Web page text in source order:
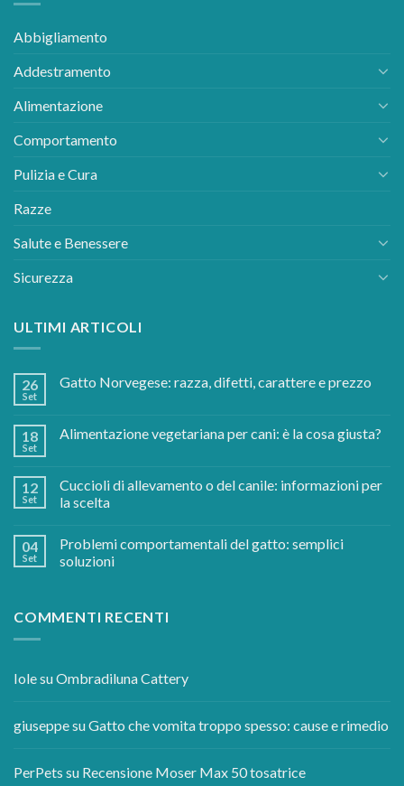
Abbigliamento
Addestramento
Alimentazione
Comportamento
Pulizia e Cura
Razze
Salute e Benessere
Sicurezza
ULTIMI ARTICOLI
26
Set
Gatto Norvegese: razza, difetti, carattere e prezzo
18
Set
Alimentazione vegetariana per cani: è la cosa giusta?
12
Set
Cuccioli di allevamento o del canile: informazioni per
la scelta
04
Set
Problemi comportamentali del gatto: semplici
soluzioni
COMMENTI RECENTI
IolesuOmbradiluna Cattery
giuseppesuGatto che vomita troppo spesso: cause e rimedio
PerPets su Recensione Moser Max 50 tosatrice